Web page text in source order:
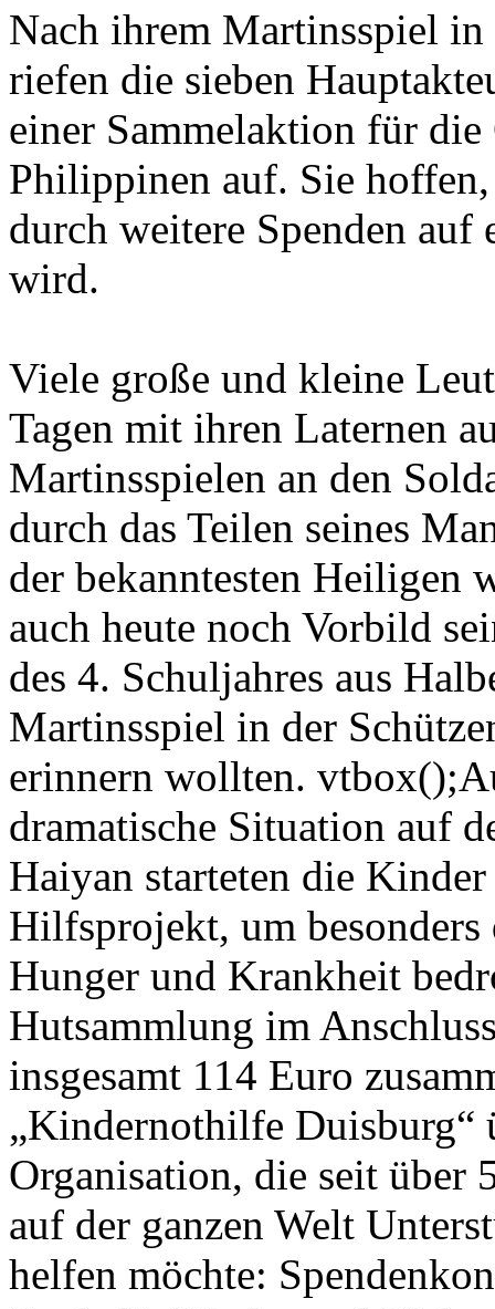
Nach ihrem Martinsspiel
riefen die sieben
einer Sammelaktion für
Philippinen auf. Sie
durch weitere Spenden
wird.
Viele große und kleine
Tagen mit ihren Laternen
Martinsspielen an den
durch das Teilen seines
der bekanntesten Heiligen
auch heute noch Vorbild
des 4. Schuljahres aus
Martinsspiel in der
erinnern wollten.
dramatische Situation auf
Haiyan starteten die
Hilfsprojekt, um
Hunger und Krankheit
Hutsammlung im
insgesamt 114 Euro
„Kindernothilfe Duisburg“
Organisation, die seit über
auf der ganzen Welt
helfen möchte: